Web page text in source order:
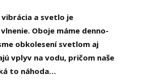
vibrácia a svetlo je
Oboje máme denno-
obkolesení svetlom aj
vplyv na vodu, pričom naše
to náhoda…